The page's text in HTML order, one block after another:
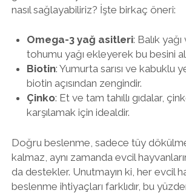
nasıl sağlayabiliriz? İşte birkaç öneri:
Omega-3 yağ asitleri: Balık
tohumu yağı ekleyerek bu besini
Biotin: Yumurta sarısı ve kabuklu
biotin açısından zengindir.
Çinko: Et ve tam tahıllı gıdalar,
karşılamak için idealdir.
Doğru beslenme, sadece tüy
kalmaz, aynı zamanda evcil
da destekler. Unutmayın ki, her evcil
beslenme ihtiyaçları farklıdır, bu